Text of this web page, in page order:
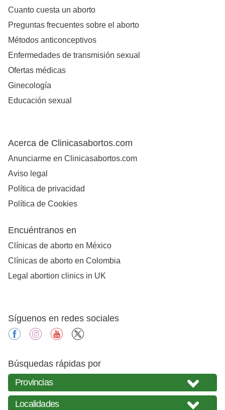
Cuanto cuesta un aborto
Preguntas frecuentes sobre el aborto
Métodos anticonceptivos
Enfermedades de transmisión sexual
Ofertas médicas
Ginecología
Educación sexual
Acerca de Clinicasabortos.com
Anunciarme en Clinicasabortos.com
Aviso legal
Política de privacidad
Política de Cookies
Encuéntranos en
Clínicas de aborto en México
Clínicas de aborto en Colombia
Legal abortion clinics in UK
Síguenos en redes sociales
facebookinstagramyoutube
Búsquedas rápidas por